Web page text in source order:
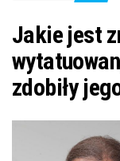
Jakie jest
zdobiły